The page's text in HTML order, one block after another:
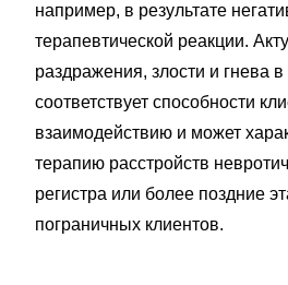
например, в результате
терапевтической реакции.
раздражения, злости и гнева в
соответствует способности
взаимодействию и может
терапию расстройств
регистра или более поздние
пограничных клиентов.